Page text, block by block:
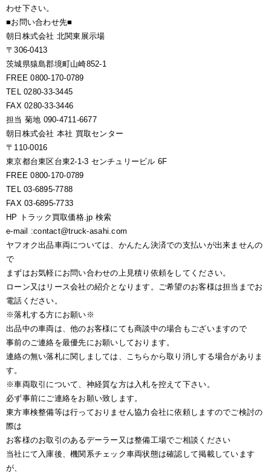
わせ下さい。
■お問い合わせ先■
朝日株式会社 北関東展示場
〒306-0413
茨城県猿島郡境町山崎852-1
FREE 0800-170-0789
TEL 0280-33-3445
FAX 0280-33-3446
担当 菊地 090-4711-6677
朝日株式会社 本社 買取センター
〒110-0016
東京都台東区台東2-1-3 センチュリービル 6F
FREE 0800-170-0789
TEL 03-6895-7788
FAX 03-6895-7733
HP トラック買取価格.jp 検索
e-mail :contact@truck-asahi.com
ヤフオク出品車両については、かんたん決済での支払いが出来ませんの
で
まずはお気軽にお問い合わせの上見積り依頼をしてください。
ローン又はリース会社の紹介となります。ご希望のお客様は担当までお
電話ください。
※落札する方にお願い※
出品中の車両は、他のお客様にても商談中の場合もございますので
事前のご連絡を最優先にお願いしております。
連絡の無い落札に関しましては、こちらから取り消しする場合がありま
す。
※車両取引について、神経質な方は入札を控えて下さい。
必ず事前にご連絡をお願い致します。
東方車検整備等は行っておりません協力会社に依頼しますのでご検討の
際は
お客様のお取引のあるデーラー又は整備工場でご相談ください
当社にて入庫後、機関系チェック車両状態は確認して掲載しています
が、